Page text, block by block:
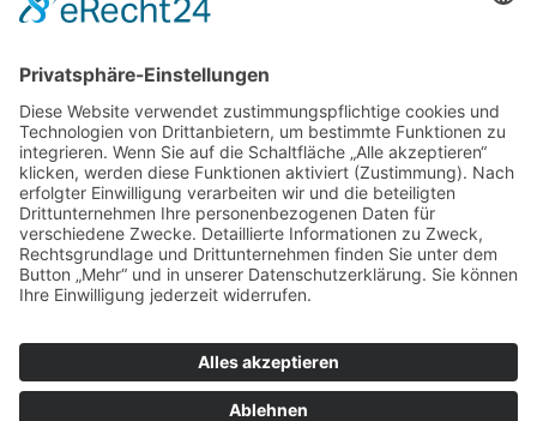
Am Markt 5
21781 Cadenberge
Tel.04777 – 80 89 88
Fax 04777 – 80 89 87
Impressum
AGB
AGB – Veranstaltungen